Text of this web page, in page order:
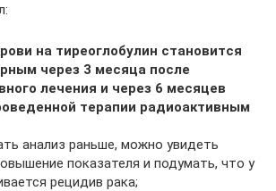
на тиреоглобулин становится
через 3 месяца после
лечения и через 6 месяцев
терапии радиоактивным
анализ раньше, можно увидеть
показателя и подумать, что у
рецидив рака;